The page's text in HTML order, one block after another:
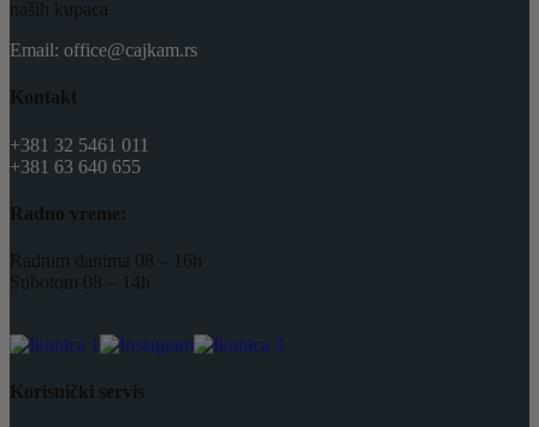
naših kupaca
Email: office@cajkam.rs
Kontakt
+381 32 5461 011
+381 63 640 655
Radno vreme:
Radnim danima 08 – 16h
Subotom 08 – 14h
Korisnički servis